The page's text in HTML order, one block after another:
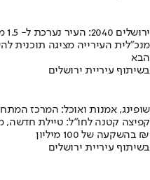
ירושלים 2040: העיר נערכת ל- 1.5 מליון תושבים
מנכ"לית העירייה מציגה תוכנית
הבא
בשיתוף עיריית ירושלים
שופינג, אמנות ואוכל: המרכז
קפיצה קטנה לחו"ל: טיילת חדשה,
בהשקעה של 100 מיליון ₪
בשיתוף עיריית ירושלים